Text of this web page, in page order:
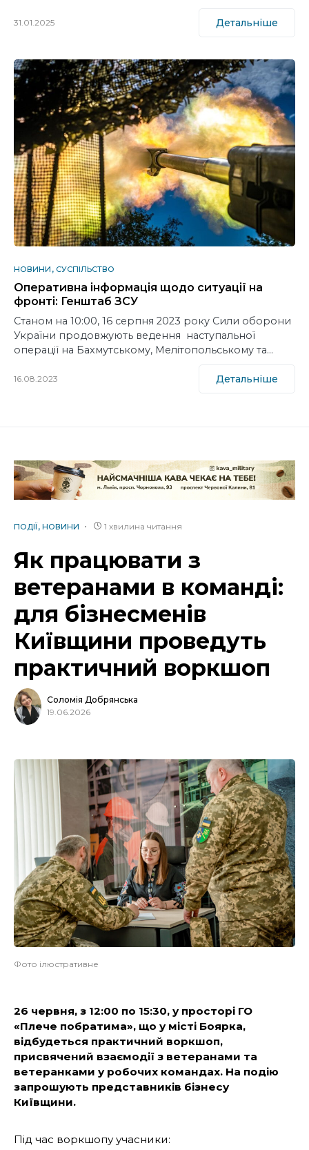
31.01.2025 Детальніше
НОВИНИ СУСПІЛЬСТВО
Оперативна інформація щодо ситуації на
фронті: Генштаб ЗСУ
Станом на 10:00, 16 серпня 2023 року Сили оборони
України продовжують ведення наступальної
операції на Бахмутському, Мелітопольському та…
16.08.2023 Детальніше
ПОДІЇ НОВИНИ 1 хвилина читання
Як працювати з
ветеранами в команді:
для бізнесменів
Київщини проведуть
практичний воркшоп
Соломія Добрянська
19.06.2026
Фото ілюстративне
26 червня, з 12:00 по 15:30, у просторі ГО
«Плече побратима», що у місті Боярка,
відбудеться практичний воркшоп,
присвячений взаємодії з ветеранами та
ветеранками у робочих командах. На подію
запрошують представників бізнесу
Київщини.
Під час воркшопу учасники: